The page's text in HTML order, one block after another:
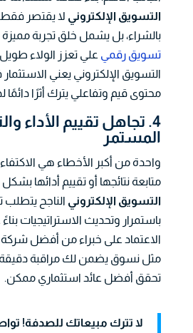
التسويق الإلكتروني لا يقتصر فقط
بالشراء، بل يشمل خلق تجربة
تسويق رقمي علي تعزز الولاء
التسويق الإلكتروني يعني الاستثمار
محتوى قيم وتفاعلي يترك أثرًا دائمًا
4. تجاهل تقييم الأداء
المستمر
واحدة من أكبر الأخطاء هي
متابعة نتائجها أو تقييم أدائها
التسويق الإلكتروني الناجح يتطلب
باستمرار وتحديث الاستراتيجيات
الاعتماد على خبراء من أفضل
مثل نسوق يضمن لك مراقبة
تحقق أفضل عائد استثماري ممكن.
لا تترك مبيعاتك للصدفة!